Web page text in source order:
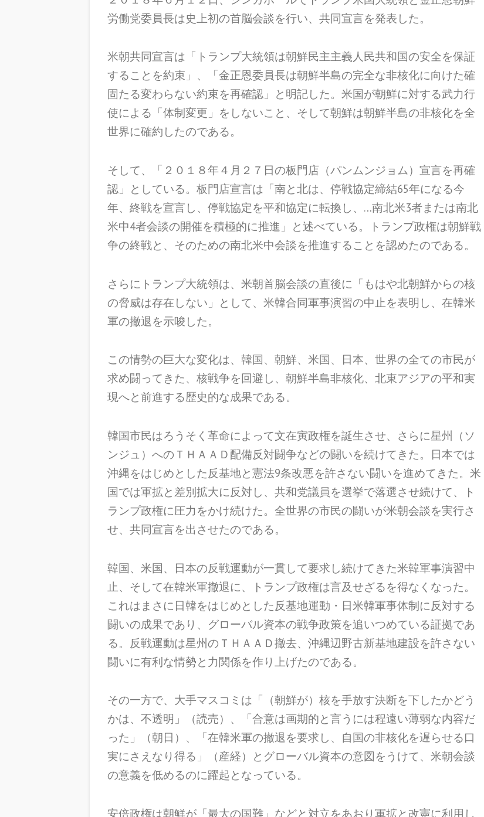
労働党委員長は史上初の首脳会談を行い、共同宣言を発表した。
米朝共同宣言は「トランプ大統領は朝鮮民主主義人民共和国の安全を保証
することを約束」、「金正恩委員長は朝鮮半島の完全な非核化に向けた確
固たる変わらない約束を再確認」と明記した。米国が朝鮮に対する武力行
使による「体制変更」をしないこと、そして朝鮮は朝鮮半島の非核化を全
世界に確約したのである。
そして、「２０１８年４月２７日の板門店（パンムンジョム）宣言を再確
認」としている。板門店宣言は「南と北は、停戦協定締結65年になる今
年、終戦を宣言し、停戦協定を平和協定に転換し、…南北米3者または南北
米中4者会談の開催を積極的に推進」と述べている。トランプ政権は朝鮮戦
争の終戦と、そのための南北米中会談を推進することを認めたのである。
さらにトランプ大統領は、米朝首脳会談の直後に「もはや北朝鮮からの核
の脅威は存在しない」として、米韓合同軍事演習の中止を表明し、在韓米
軍の撤退を示唆した。
この情勢の巨大な変化は、韓国、朝鮮、米国、日本、世界の全ての市民が
求め闘ってきた、核戦争を回避し、朝鮮半島非核化、北東アジアの平和実
現へと前進する歴史的な成果である。
韓国市民はろうそく革命によって文在寅政権を誕生させ、さらに星州（ソ
ンジュ）へのＴＨＡＡＤ配備反対闘争などの闘いを続けてきた。日本では
沖縄をはじめとした反基地と憲法9条改悪を許さない闘いを進めてきた。米
国では軍拡と差別拡大に反対し、共和党議員を選挙で落選させ続けて、ト
ランプ政権に圧力をかけ続けた。全世界の市民の闘いが米朝会談を実行さ
せ、共同宣言を出させたのである。
韓国、米国、日本の反戦運動が一貫して要求し続けてきた米韓軍事演習中
止、そして在韓米軍撤退に、トランプ政権は言及せざるを得なくなった。
これはまさに日韓をはじめとした反基地運動・日米韓軍事体制に反対する
闘いの成果であり、グローバル資本の戦争政策を追いつめている証拠であ
る。反戦運動は星州のＴＨＡＡＤ撤去、沖縄辺野古新基地建設を許さない
闘いに有利な情勢と力関係を作り上げたのである。
その一方で、大手マスコミは「（朝鮮が）核を手放す決断を下したかどう
かは、不透明」（読売）、「合意は画期的と言うには程遠い薄弱な内容だ
った」（朝日）、「在韓米軍の撤退を要求し、自国の非核化を遅らせる口
実にさえなり得る」（産経）とグローバル資本の意図をうけて、米朝会談
の意義を低めるのに躍起となっている。
安倍政権は朝鮮が「最大の国難」などと対立をあおり軍拡と改憲に利用し